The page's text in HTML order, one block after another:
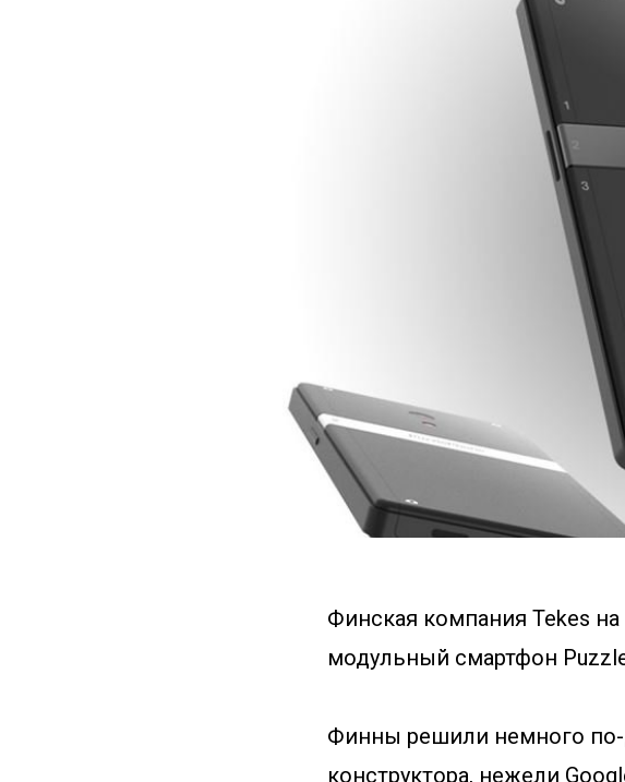
Финская компания Tekes на
модульный смартфон
Финны решили немного по-
конструктора, нежели